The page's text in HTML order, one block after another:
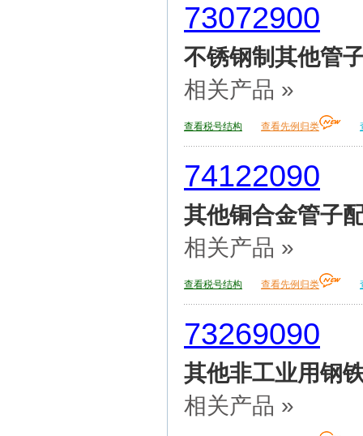
73072900
不锈钢制其他管
相关产品 »
查看税号结构 查看先例归类
74122090
其他铜合金管子
相关产品 »
查看税号结构 查看先例归类
73269090
其他非工业用钢
相关产品 »